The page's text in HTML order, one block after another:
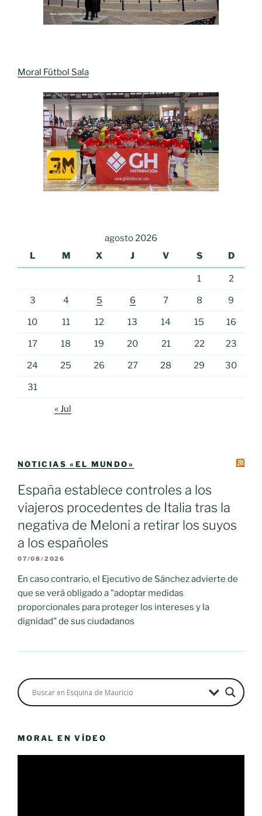
Moral Fútbol Sala
agosto 2026
L
M X J V S D
1 2
3 4 5 6 7 8 9
10 11 12 13 14 15 16
17 18 19 20 21 22 23
24 25 26 27 28 29 30
31
« Jul
NOTICIAS «EL MUNDO»
España establece controles a los
viajeros procedentes de Italia tras la
negativa de Meloni a retirar los suyos
a los españoles
07/08/2026
En caso contrario, el Ejecutivo de Sánchez advierte de
que se verá obligado a "adoptar medidas
proporcionales para proteger los intereses y la
dignidad" de sus ciudadanos
MORAL EN VÍDEO